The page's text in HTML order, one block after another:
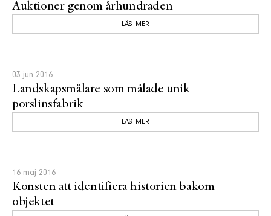
Auktioner genom århundraden
LÄS MER
Landskapsmålare som målade unik
porslinsfabrik
03 jun 2016
LÄS MER
Konsten att identifiera historien bakom
objektet
16 maj 2016